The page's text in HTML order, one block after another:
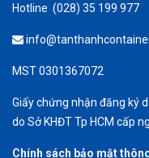
Hotline (028) 35 199 977
MST 0301367072
Giấy chứng nhận đăng ký
do Sở KHĐT Tp HCM cấp
Chính sách bảo mật